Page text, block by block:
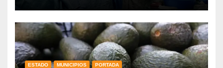
ESTADO MUNICIPIOS PORTADA